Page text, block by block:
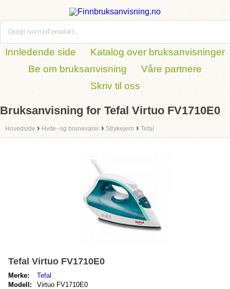
Innledende side
Katalog over bruksanvisninger
Be om bruksanvisning
Våre partnere
Skriv til oss
Bruksanvisning for Tefal Virtuo FV1710E0
Hovedside › Hvite- og brunevarer › Strykejern › Tefal
Tefal Virtuo FV1710E0
Merke:
Tefal
Modell:
Virtuo FV1710E0